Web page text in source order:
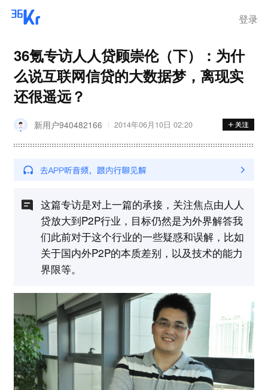
登录
36氪专访人人贷顾崇伦（下）：为什
么说互联网信贷的大数据梦，离现实
还很遥远？
新用户940482166 2014年06月10日 02:20
这篇专访是对上一篇的承接，关注焦点由人人
贷放大到P2P行业，目标仍然是为外界解答我
们此前对于这个行业的一些疑惑和误解，比如
关于国内外P2P的本质差别，以及技术的能力
界限等。